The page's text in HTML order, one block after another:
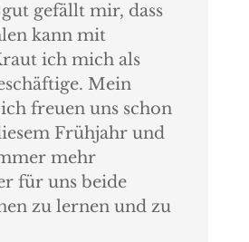
gefällt mir, dass
kann mit
ich mich als
Mein
freuen uns schon
Frühjahr und
mehr
für uns beide
zu lernen und zu